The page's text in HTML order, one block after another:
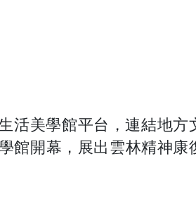
美學館平台，連結地方
館開幕，展出雲林精神